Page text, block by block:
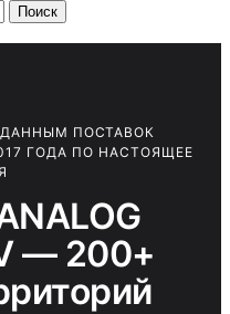
Поиск
ПОСТАВОК
ГОДА ПО НАСТОЯЩЕЕ
— 200+